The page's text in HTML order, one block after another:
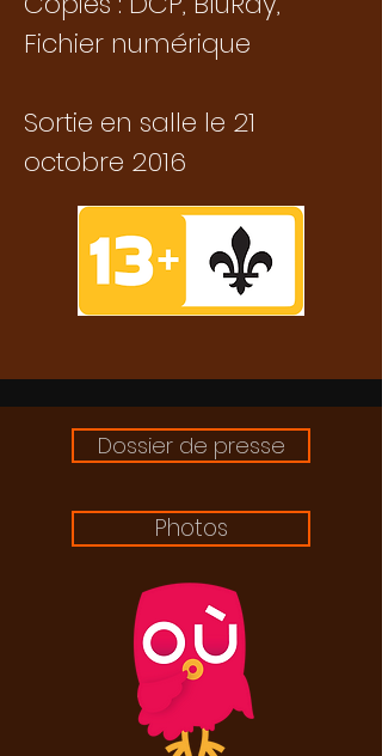
Fichier numérique
Sortie en salle le 21
octobre 2016
Dossier de presse
Photos